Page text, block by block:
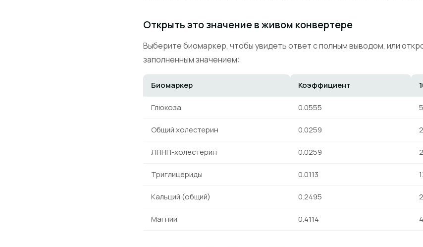
Открыть это значение в живом конвертере
Выберите биомаркер, чтобы увидеть ответ с полным выводом, или
заполненным значением:
Биомаркер Коэффициент
Глюкоза 0.0555
Общий холестерин 0.0259
ЛПНП-холестерин 0.0259
Триглицериды 0.0113
Кальций (общий) 0.2495
Магний 0.4114